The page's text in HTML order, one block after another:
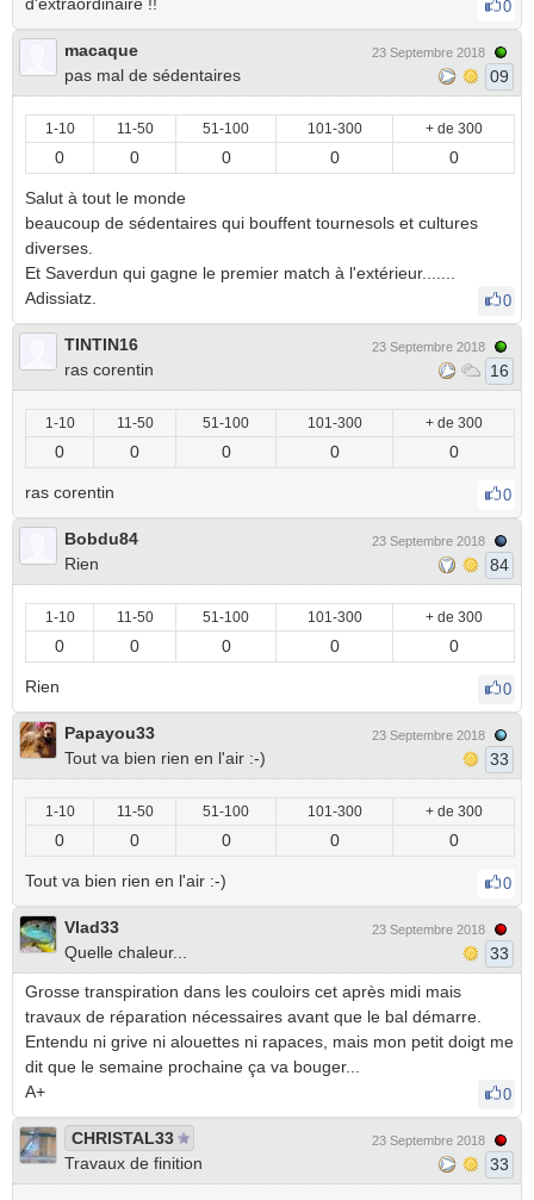
0
macaque
pas mal de sédentaires
23 Septembre 2018
09
1-10 11-50 51-100 101-300 + de 300
0 0 0 0 0
Salut à tout le monde
beaucoup de sédentaires qui bouffent tournesols et cultures
diverses.
Et Saverdun qui gagne le premier match à l'extérieur.......
Adissiatz.
0
TINTIN16
ras corentin
23 Septembre 2018
16
1-10 11-50 51-100 101-300 + de 300
0 0 0 0 0
ras corentin 0
Bobdu84
Rien
23 Septembre 2018
84
1-10 11-50 51-100 101-300 + de 300
0 0 0 0 0
Rien 0
Papayou33
Tout va bien rien en l'air :-)
23 Septembre 2018
33
1-10 11-50 51-100 101-300 + de 300
0 0 0 0 0
Tout va bien rien en l'air :-) 0
Vlad33
Quelle chaleur...
23 Septembre 2018
33
Grosse transpiration dans les couloirs cet après midi mais
travaux de réparation nécessaires avant que le bal démarre.
Entendu ni grive ni alouettes ni rapaces, mais mon petit doigt me
dit que le semaine prochaine ça va bouger...
A+
0
CHRISTAL33
Travaux de finition
23 Septembre 2018
33